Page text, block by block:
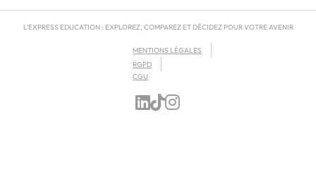
L'EXPRESS EDUCATION : EXPLOREZ, COMPAREZ ET DÉCIDEZ POUR VOTRE AVENIR
MENTIONS LÉGALES
RGPD
CGU